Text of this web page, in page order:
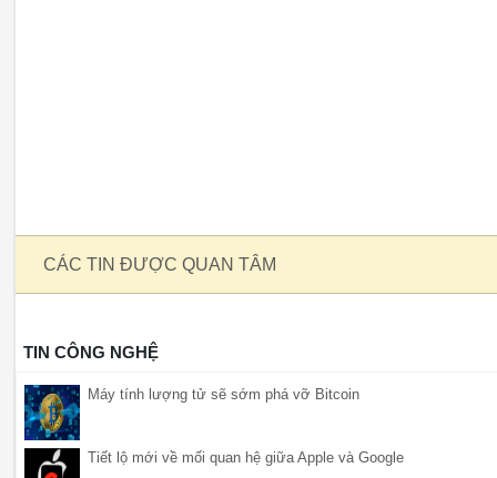
CÁC TIN ĐƯỢC QUAN TÂM
TIN CÔNG NGHỆ
Máy tính lượng tử sẽ sớm phá vỡ Bitcoin
Tiết lộ mới về mối quan hệ giữa Apple và Google